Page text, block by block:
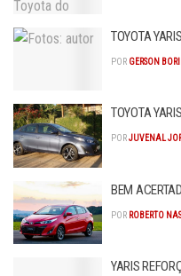
TOYOTA
POR GERSON
TOYOTA
PORJUVENAL
BEM
POR ROBERTO
YARIS